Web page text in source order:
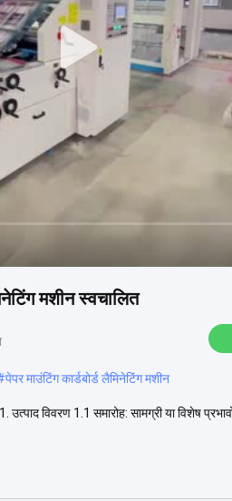
मशीन स्वचालित
पेपर माउंटिंग कार्डबोर्ड लैमिनेटिंग मशीन
उत्पाद विवरण 1.1 समारोह: सामग्री या विशेष